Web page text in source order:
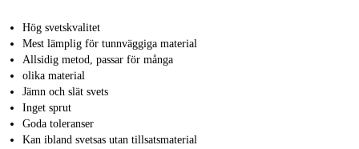
Hög svetskvalitet
Mest lämplig för tunnväggiga material
Allsidig metod, passar för många
olika material
Jämn och slät svets
Inget sprut
Goda toleranser
Kan ibland svetsas utan tillsatsmaterial